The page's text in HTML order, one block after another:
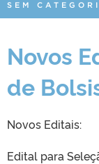
SEM
Novos
de
Novos Editais:
Edital para